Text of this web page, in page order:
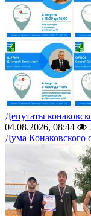
Депутаты
04.08.2026, 08:44
Дума Конаковского